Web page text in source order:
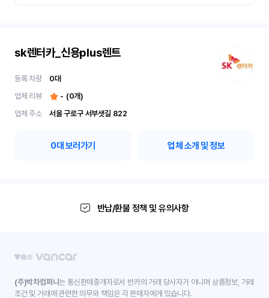
sk렌터카_신용plus렌트
등록 차량 0대
업체 리뷰
- (0개)
업체 주소
서울 구로구 서부샛길 822
0대 보러가기 업체 소개 및 정보
반납/환불 정책 및 유의사항
(주)박차컴퍼니는 통신판매중개자로서 반카의 거래 당사자가 아니며 상품정보, 거래
조건 및 거래에 관련한 의무와 책임은 각 판매자에게 있습니다.